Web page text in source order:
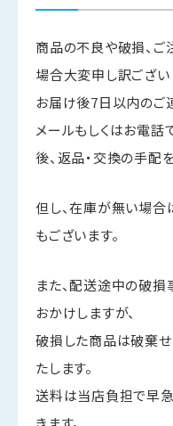
商品の不良や破損、
場合大変申し訳ござい
お届け後7日以内のご
メールもしくはお電
後、返品・交換の手配
但し、在庫が無い場
もございます。
また、配送途中の破損
おかけしますが、
破損した商品は破棄
たします。
送料は当店負担で早